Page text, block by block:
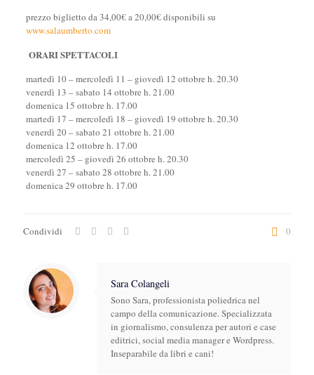
prezzo biglietto da 34,00€ a 20,00€ disponibili su
www.salaumberto.com
ORARI SPETTACOLI
martedì 10 – mercoledì 11 – giovedì 12 ottobre h. 20.30
venerdì 13 – sabato 14 ottobre h. 21.00
domenica 15 ottobre h. 17.00
martedì 17 – mercoledì 18 – giovedì 19 ottobre h. 20.30
venerdì 20 – sabato 21 ottobre h. 21.00
domenica 12 ottobre h. 17.00
mercoledì 25 – giovedì 26 ottobre h. 20.30
venerdì 27 – sabato 28 ottobre h. 21.00
domenica 29 ottobre h. 17.00
Condividi 0
Sara Colangeli
Sono Sara, professionista poliedrica nel
campo della comunicazione. Specializzata
in giornalismo, consulenza per autori e case
editrici, social media manager e Wordpress.
Inseparabile da libri e cani!